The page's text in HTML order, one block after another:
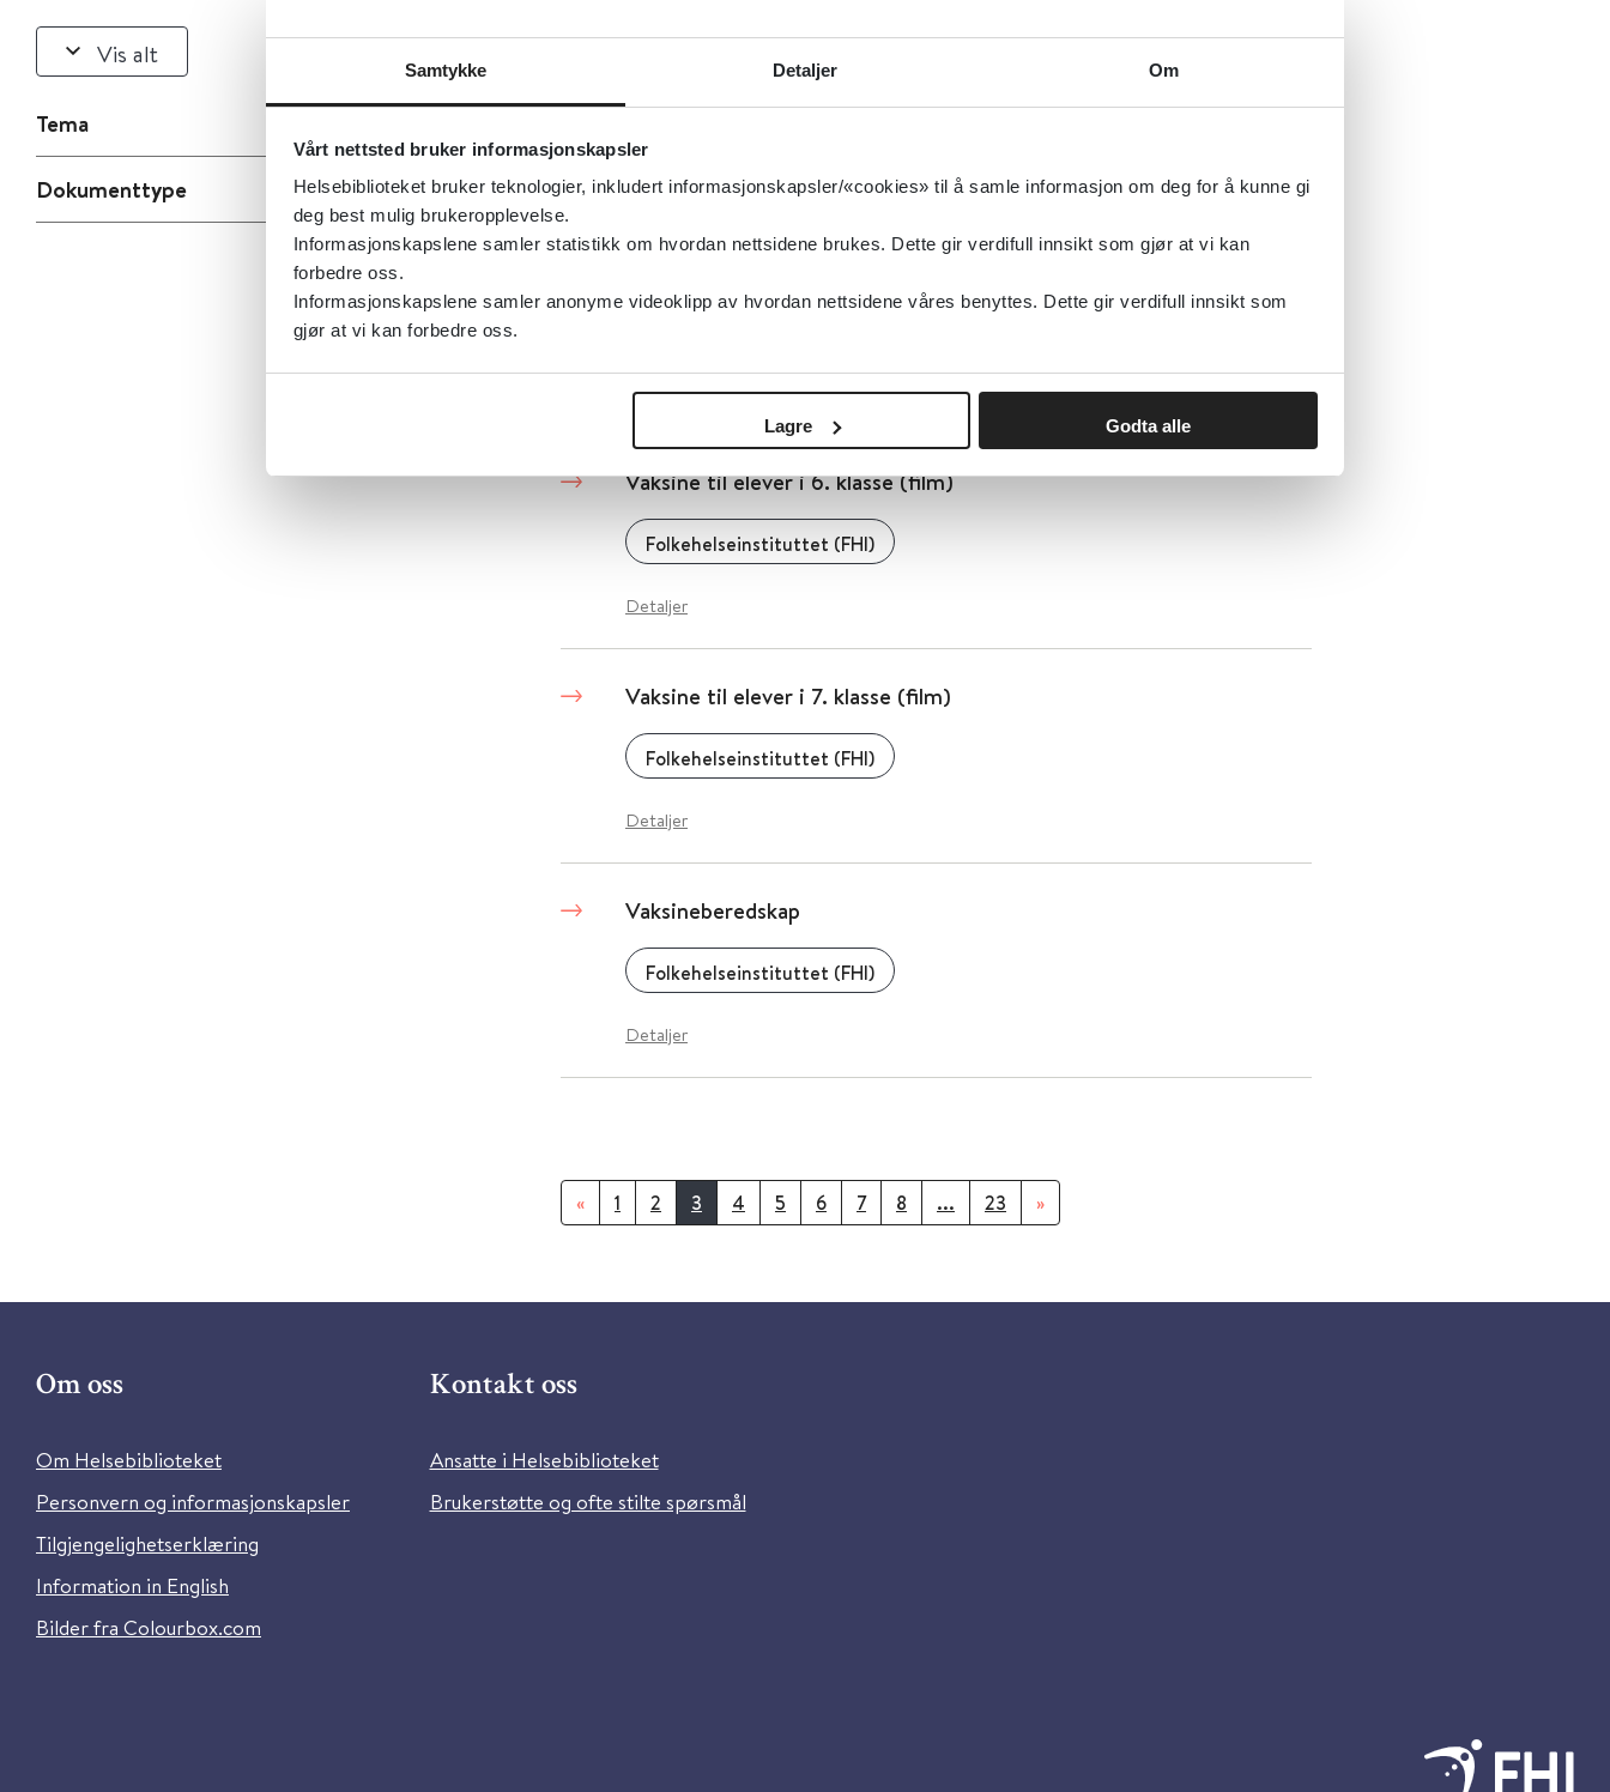
Samtykke Detaljer Om
Vårt nettsted bruker informasjonskapsler
Helsebiblioteket bruker teknologier, inkludert informasjonskapsler/«cookies» til å samle informasjon om deg for å kunne gi
deg best mulig brukeropplevelse.
Informasjonskapslene samler statistikk om hvordan nettsidene brukes. Dette gir verdifull innsikt som gjør at vi kan
forbedre oss.
Informasjonskapslene samler anonyme videoklipp av hvordan nettsidene våres benyttes. Dette gir verdifull innsikt som
gjør at vi kan forbedre oss.
Lagre Godta alle
Vis alt
Tema
Dokumenttype
Folkehelseinstituttet (FHI)
Detaljer
Detaljer
Vaksine til elever i 6. klasse (film)
Folkehelseinstituttet (FHI)
Detaljer
Vaksine til elever i 7. klasse (film)
Folkehelseinstituttet (FHI)
Detaljer
Vaksineberedskap
Folkehelseinstituttet (FHI)
Detaljer
« 1 2 3 4 5 6 7 8 ... 23 »
Om oss
Om Helsebiblioteket
Personvern og informasjonskapsler
Tilgjengelighetserklæring
Information in English
Bilder fra Colourbox.com
Kontakt oss
Ansatte i Helsebiblioteket
Brukerstøtte og ofte stilte spørsmål